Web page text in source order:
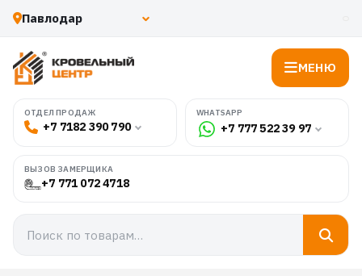
МЕНЮ
ОТДЕЛ ПРОДАЖ
+7 7182 390 790
WHATSAPP
+7 777 522 39 97
ВЫЗОВ ЗАМЕРЩИКА
+7 771 072 4718